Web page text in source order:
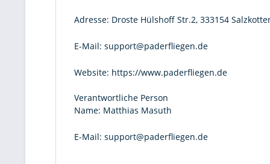
Adresse: Droste Hülshoff Str.2, 333154
E-Mail: support@paderfliegen.de
Website: https://www.paderfliegen.de
Verantwortliche Person
Name: Matthias Masuth
E-Mail: support@paderfliegen.de